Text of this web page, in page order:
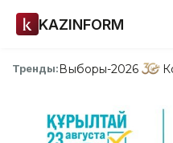
KAZINFORM
Тренды:Выборы-2026